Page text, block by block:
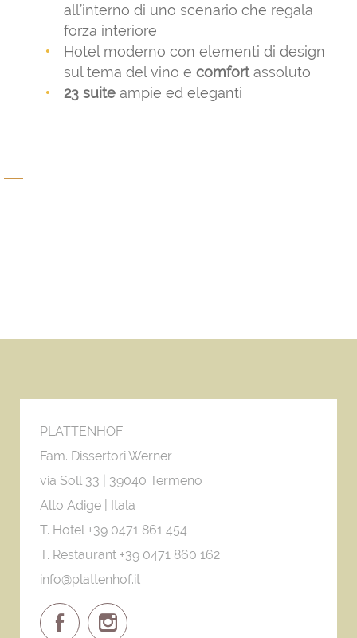
all’interno di uno scenario che regala
forza interiore
Hotel moderno con elementi di design
sul tema del vino e comfortassoluto
23 suite ampie ed eleganti
PLATTENHOF
Fam. Dissertori Werner
via Söll 33 | 39040 Termeno
Alto Adige | Itala
T. Hotel +39 0471 861 454
T. Restaurant +39 0471 860 162
info@plattenhof.it